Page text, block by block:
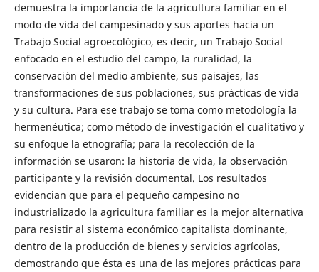
demuestra la importancia de la agricultura familiar en el
modo de vida del campesinado y sus aportes hacia un
Trabajo Social agroecológico, es decir, un Trabajo Social
enfocado en el estudio del campo, la ruralidad, la
conservación del medio ambiente, sus paisajes, las
transformaciones de sus poblaciones, sus prácticas de vida
y su cultura. Para ese trabajo se toma como metodología la
hermenéutica; como método de investigación el cualitativo y
su enfoque la etnografía; para la recolección de la
información se usaron: la historia de vida, la observación
participante y la revisión documental. Los resultados
evidencian que para el pequeño campesino no
industrializado la agricultura familiar es la mejor alternativa
para resistir al sistema económico capitalista dominante,
dentro de la producción de bienes y servicios agrícolas,
demostrando que ésta es una de las mejores prácticas para